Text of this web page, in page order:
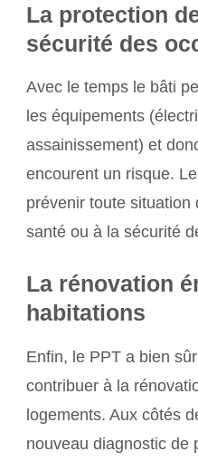
La protection
sécurité des
Avec le temps le bâti
les équipements
assainissement) et
encourent un risque.
prévenir toute situation
santé ou à la sécurité
La rénovation
habitations
Enfin, le PPT a bien
contribuer à la
logements. Aux côtés
nouveau diagnostic de